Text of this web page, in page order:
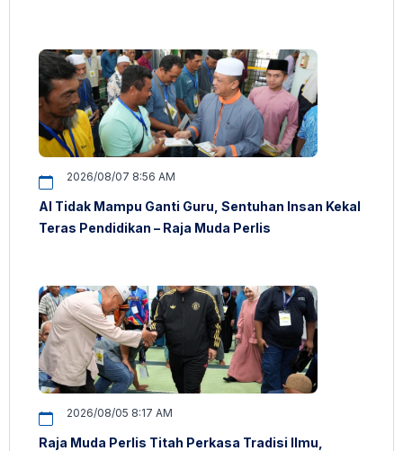
2026/08/07 8:56 AM
AI Tidak Mampu Ganti Guru, Sentuhan Insan Kekal
Teras Pendidikan – Raja Muda Perlis
2026/08/05 8:17 AM
Raja Muda Perlis Titah Perkasa Tradisi Ilmu,